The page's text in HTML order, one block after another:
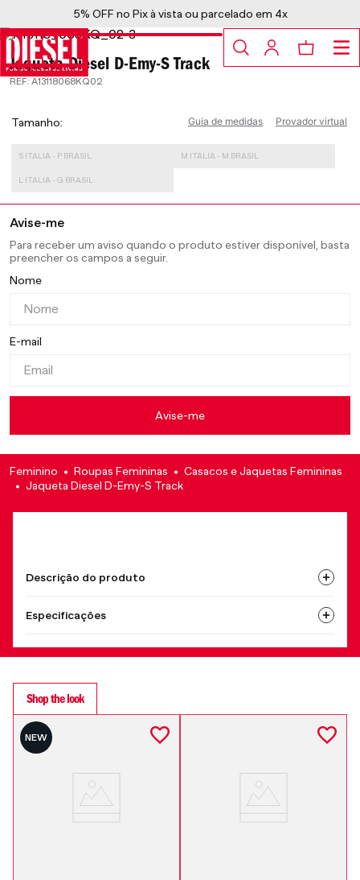
5% OFF no Pix à vista ou parcelado em 4x
Jaqueta Diesel D-Emy-S Track
: A13118068KQ02
Provador virtual
Guia de medidas
Tamanho
S ITALIA - P BRASIL M ITALIA - M BRASIL
L ITALIA - G BRASIL
Feminino Roupas Femininas
Casacos e Jaquetas Femininas
Jaqueta Diesel D-Emy-S Track
Descrição do produto
Especificações
Shop the look
NEW